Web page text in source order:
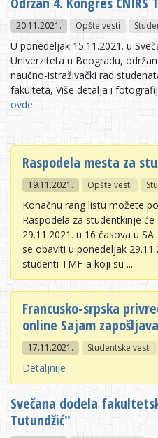
20.11.2021. Opšte vesti
U ponedeljak 15.11.2021. u
Univerziteta u Beogradu,
naučno-istraživački rad
fakulteta, Više detalja i
ovde.
Raspodela mesta za
19.11.2021. Opšte vesti
Konačnu rang listu možete
Raspodela za studentkinje
29.11.2021. u 16 časova u
se obaviti u ponedeljak
studenti TMF-a koji su ...
Francusko-srpska
online Sajam
17.11.2021. Studentske vesti
Detaljnije
Svečana dodela
Tutundžić"